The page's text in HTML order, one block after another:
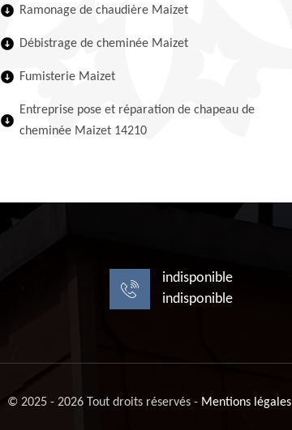
Ramonage de chaudière Maizet
Débistrage de cheminée Maizet
Fumisterie Maizet
Entreprise pose et réparation de chapeau de
cheminée Maizet 14210
indisponible
indisponible
© 2025 - 2026 Tout droits réservés - Mentions légales